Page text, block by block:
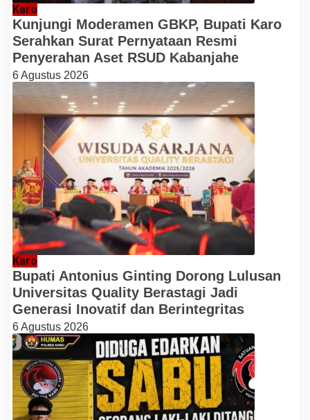
Karo
Kunjungi Moderamen GBKP, Bupati Karo
Serahkan Surat Pernyataan Resmi
Penyerahan Aset RSUD Kabanjahe
6 Agustus 2026
Karo
Bupati Antonius Ginting Dorong Lulusan
Universitas Quality Berastagi Jadi
Generasi Inovatif dan Berintegritas
6 Agustus 2026